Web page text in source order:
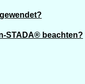
STADA® beachten?